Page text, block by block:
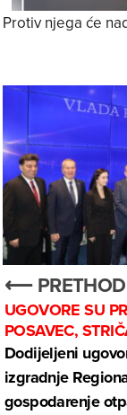
Protiv njega će
⟵
UGOVORE SU
POSAVEC,
Dodijeljeni
izgradnje
gospodarenje